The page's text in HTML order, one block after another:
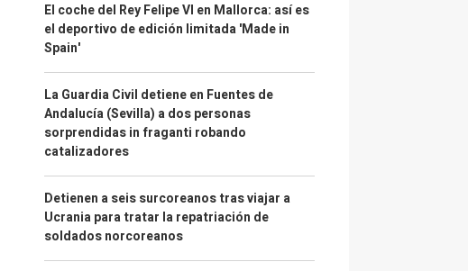
El coche del Rey Felipe VI en Mallorca: así es
el deportivo de edición limitada 'Made in
Spain'
La Guardia Civil detiene en Fuentes de
Andalucía (Sevilla) a dos personas
sorprendidas in fraganti robando
catalizadores
Detienen a seis surcoreanos tras viajar a
Ucrania para tratar la repatriación de
soldados norcoreanos